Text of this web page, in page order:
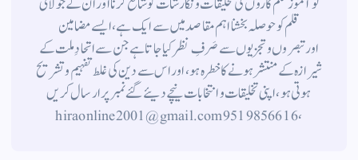
قلم کوحوصلہ بخشنا اہم مقاصد میں سے ایک ہے ، ایسے مضامین
اورتبصروں وتجزیوں سے صَرفِ نظر کیا جاتاہے جن سے اتحادِ ملت کے
شیرازہ کے منتشر ہونے کاخطرہ ہو ، اور اس سے دین کی غلط تفہیم وتشریح
ہوتی ہو، اپنی تخلیقات و انتخابات نیچے دیئے گئے نمبر پر ارسال کریں
، 9519856616 hiraonline2001@gmail.com